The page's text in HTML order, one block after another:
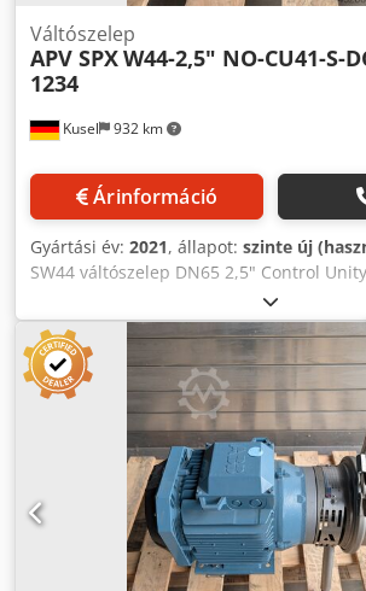
Kusel 932 km
Váltószelep
APV SPXW44-2,5" NO-CU41-S-
1234
Árinformáció
Gyártási év: 2021, állapot: szinte új
SW44 váltószelep DN65 2,5" Control Unity
vezérlőegységgel Dkodpfx Aezb Nureiler
higiénikus váltószelep az APV SW4
ital-, tejipari, gyógyszeripari és
felhasználásra. Pneumatikus
CU41 vezérlőegységgel felszerelve. Gyártó:
Sorozat: SW4 Típus: SW44 Szelep típusa:
Névleges méret: DN65 Csatlakozási
Vezérlőegység: CU41 Működtetés:
érintkező anyag: 1.4404 rozsdamentes
25 mm Kvs-érték: 185 m³/h Gyártási év:
helye: EU Állapot: újszerű Telephely: